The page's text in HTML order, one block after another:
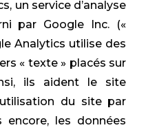
un service d’analyse
par Google Inc. («
Analytics utilise des
« texte » placés sur
ils aident le site
du site par
encore, les données